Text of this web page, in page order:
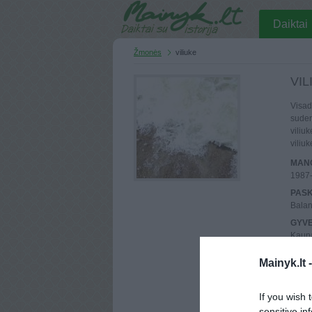
Mainyk.lt -
If you wish
Daiktai
Žmonės viliuke
1970